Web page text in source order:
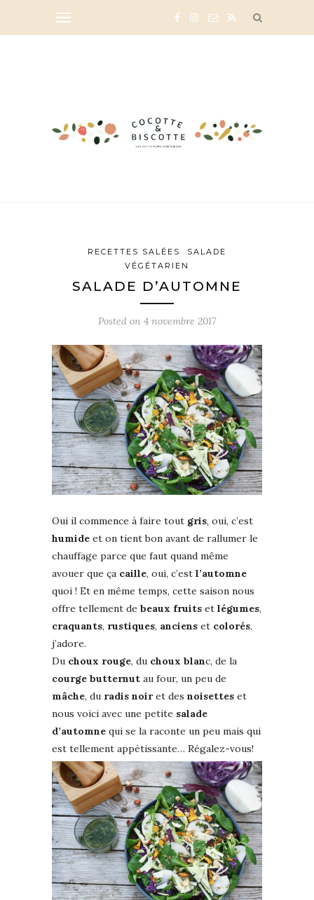
RECETTES SALÉES
SALADE
VÉGÉTARIEN
SALADE D’AUTOMNE
Posted on 4 novembre 2017
Oui il commence à faire tout gris, oui, c’est
humide et on tient bon avant de rallumer le
chauffage parce que faut quand même
avouer que ça caille, oui, c’est l’automne
quoi ! Et en même temps, cette saison nous
offre tellement de beaux fruits et légumes,
craquants, rustiques, anciens et colorés,
j’adore.
Du choux rouge, du choux blanc, de la
courge butternut au four, un peu de
mâche, du radis noiret des noisettes et
nous voici avec une petite salade
d’automne qui se la raconte un peu mais qui
est tellement appétissante… Régalez-vous!